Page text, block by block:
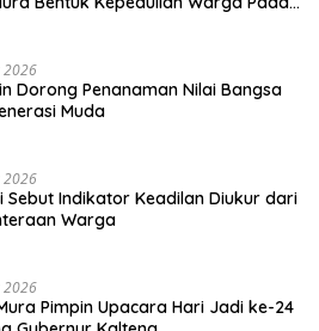
2026
Dorong Penanaman Nilai Bangsa
Muda
2026
Sebut Indikator Keadilan Diukur dari
Warga
2026
Pimpin Upacara Hari Jadi ke-24